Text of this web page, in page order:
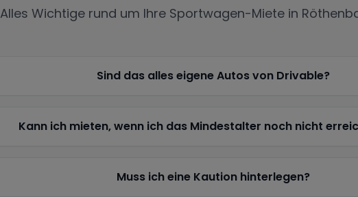
Alles Wichtige rund um Ihre Sportwagen-Miete in
Sind das alles eigene Autos von Drivable?
Kann ich mieten, wenn ich das Mindestalter noch nicht
Muss ich eine Kaution hinterlegen?